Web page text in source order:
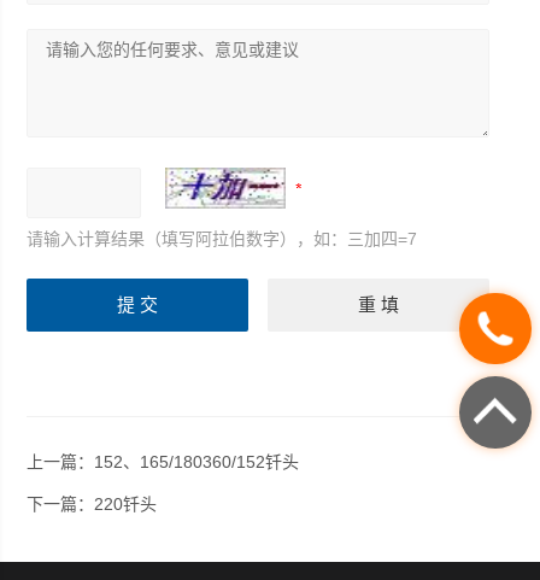
请输入计算结果（填写阿拉伯数字），如：三加四=7
上一篇： 152、165/180360/152钎头
下一篇： 220钎头